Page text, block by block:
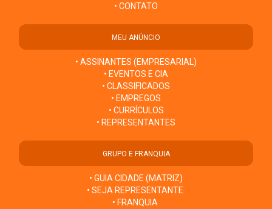
• CONTATO
MEU ANÚNCIO
• ASSINANTES (EMPRESARIAL)
• EVENTOS E CIA
• CLASSIFICADOS
• EMPREGOS
• CURRÍCULOS
• REPRESENTANTES
GRUPO E FRANQUIA
• GUIA CIDADE (MATRIZ)
• SEJA REPRESENTANTE
• FRANQUIA